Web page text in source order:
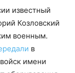
известный
Козловский
военным.
в
имени